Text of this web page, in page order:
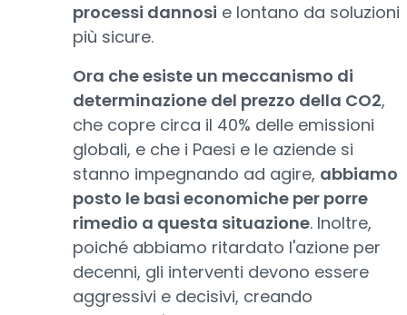
processi dannosi e lontano da soluzioni
più sicure.
Ora che esiste un meccanismo di
determinazione del prezzo della CO2,
che copre circa il 40% delle emissioni
globali, e che i Paesi e le aziende si
stanno impegnando ad agire, abbiamo
posto le basi economiche per porre
rimedio a questa situazione. Inoltre,
poiché abbiamo ritardato l'azione per
decenni, gli interventi devono essere
aggressivi e decisivi, creando